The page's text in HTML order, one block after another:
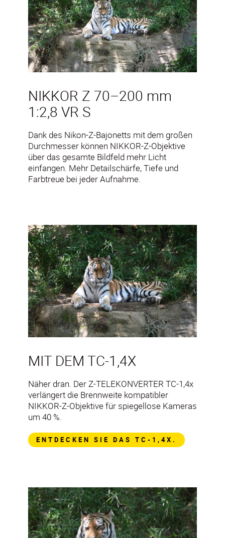
NIKKOR Z 70–200 mm
1:2,8 VR S
Dank des Nikon-Z-Bajonetts mit dem großen
Durchmesser können NIKKOR-Z-Objektive
über das gesamte Bildfeld mehr Licht
einfangen. Mehr Detailschärfe, Tiefe und
Farbtreue bei jeder Aufnahme.
MIT DEM TC-1,4X
Näher dran. Der Z-TELEKONVERTER TC-1,4x
verlängert die Brennweite kompatibler
NIKKOR-Z-Objektive für spiegellose Kameras
um 40 %.
ENTDECKEN SIE DAS TC-1,4X.